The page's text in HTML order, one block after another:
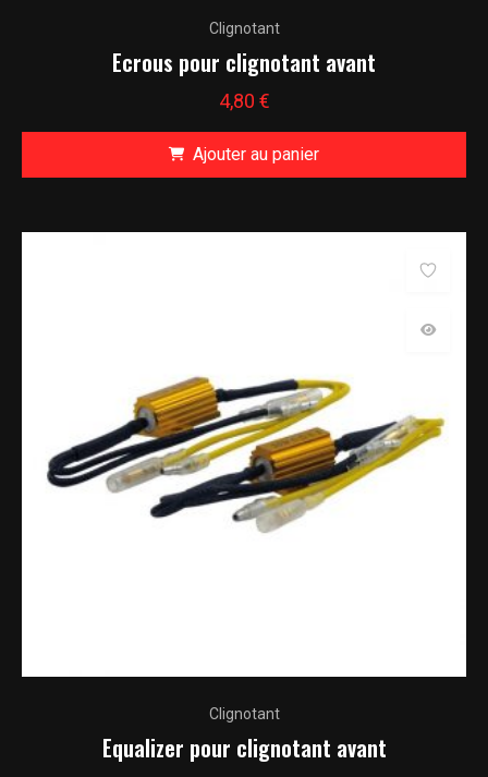
Clignotant
Ecrous pour clignotant avant
4,80 €
Ajouter au panier
Clignotant
Equalizer pour clignotant avant